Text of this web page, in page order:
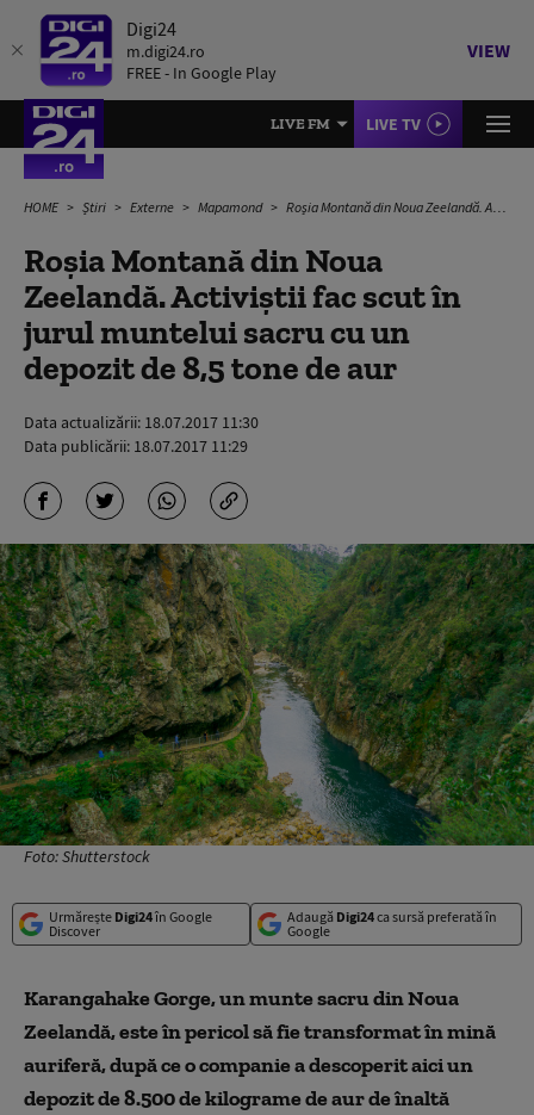
Digi24
m.digi24.ro
FREE - In Google Play
VIEW
LIVE FM LIVE TV
HOME Știri Externe Mapamond Roșia Montană din Noua Zeelandă. Activiștii fac scut în jurul muntelui sacru cu un depozit de 8,5 tone de aur
Roșia Montană din Noua
Zeelandă. Activiștii fac scut în
jurul muntelui sacru cu un
depozit de 8,5 tone de aur
Data actualizării: 18.07.2017 11:30
Data publicării: 18.07.2017 11:29
Foto: Shutterstock
Urmărește Digi24în Google
Discover
Adaugă Digi24ca sursă preferată în
Google
Karangahake Gorge, un munte sacru din Noua
Zeelandă, este în pericol să fie transformat în mină
auriferă, după ce o companie a descoperit aici un
depozit de 8.500 de kilograme de aur de înaltă